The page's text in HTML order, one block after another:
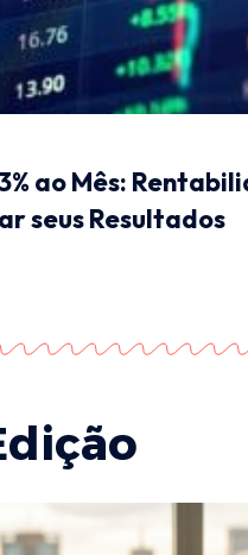
ao Mês:
seus Resultados